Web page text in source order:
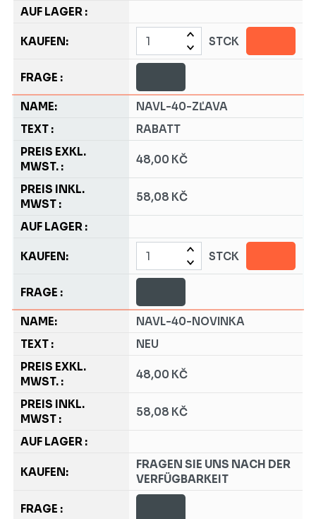
STCK
NAVL-40-ZĽAVA
RABATT
48,00 KČ
58,08 KČ
STCK
NAVL-40-NOVINKA
NEU
48,00 KČ
58,08 KČ
FRAGEN SIE UNS NACH DER
VERFÜGBARKEIT